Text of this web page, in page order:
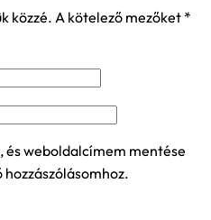
közzé. A kötelező mezőket *
és weboldalcímem mentése